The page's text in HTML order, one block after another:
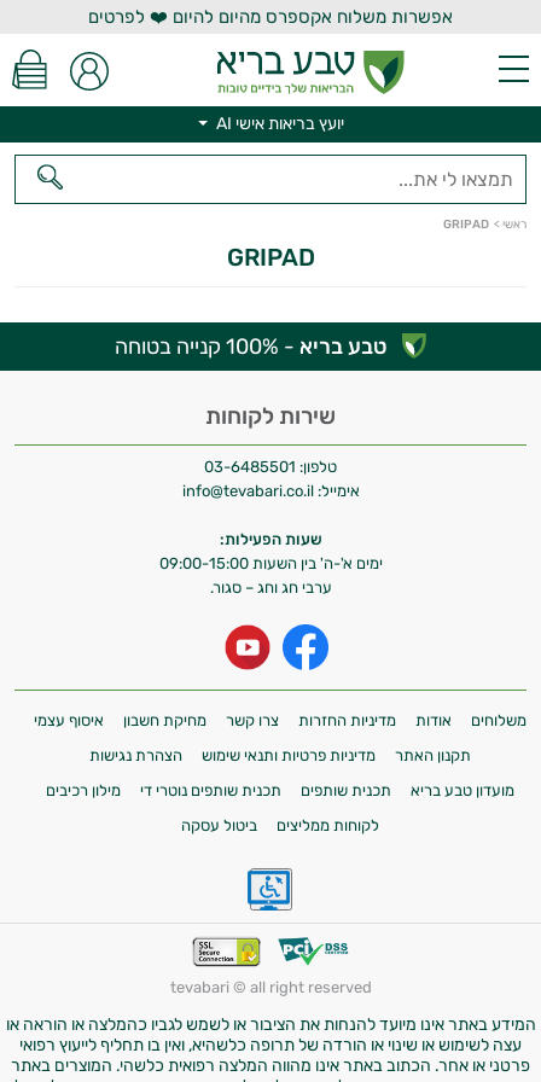
אפשרות משלוח אקספרס מהיום להיום ❤️ לפרטים
יועץ בריאות אישי AI
ראשי >
GRIPAD
GRIPAD
טבע בריא - 100% קנייה בטוחה
שירות לקוחות
טלפון: 03-6485501
אימייל: info@tevabari.co.il
שעות הפעילות:
ימים א'-ה' בין השעות 09:00-15:00
ערבי חג וחג – סגור.
משלוחים אודות מדיניות החזרות צרו קשר מחיקת חשבון
איסוף עצמי
תקנון האתר
מדיניות פרטיות ותנאי שימוש
הצהרת נגישות
מועדון טבע בריא
תכנית שותפים תכנית שותפים נוטרי די
מילון רכיבים
לקוחות ממליצים
ביטול עסקה
tevabari © all right reserved
המידע באתר אינו מיועד להנחות את הציבור או לשמש לגביו כהמלצה או הוראה או
עצה לשימוש או שינוי או הורדה של תרופה כלשהיא, ואין בו תחליף לייעוץ רפואי
פרטני או אחר. הכתוב באתר אינו מהווה המלצה רפואית כלשהי. המוצרים באתר
יועץ בריאות אישי AI
אני יועץ הבריאות האישי AI של טבע בריא.
התשובות שלי מבוססות על מאגרי מידע קליניים
וספרות מקצועית בתחומי הרפואה הטבעית
אני כאן כדי לעזור לך להתאים את תוספי
התזונה ומוצרי הבריאות המדויקים למטרות
עובדים יחד כדי למקסם תוצאות גם בחיי היום
יום וגם בתחום הכושר והספורט.
המטרה שלי היא להתאים עבורך המלצות
אישיות מבוססות מדעית.
זה הזמן להתחיל. איך אוכל לעזור?